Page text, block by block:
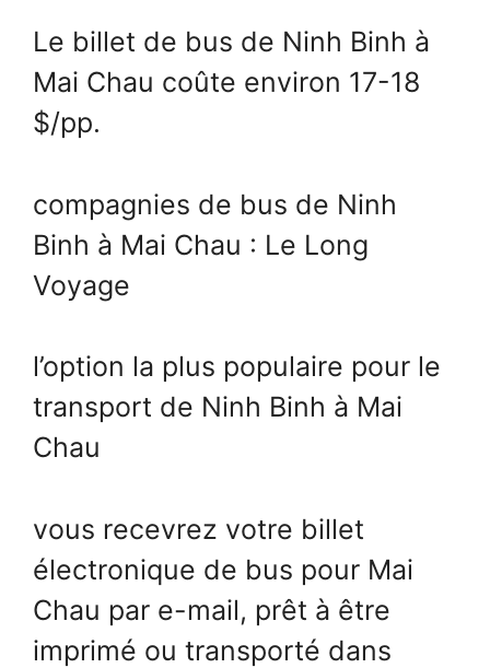
Le billet de bus de Ninh Binh à
Mai Chau coûte environ 17-18
$/pp.
compagnies de bus de Ninh
Binh à Mai Chau : Le Long
Voyage
l’option la plus populaire pour le
transport de Ninh Binh à Mai
Chau
vous recevrez votre billet
électronique de bus pour Mai
Chau par e-mail, prêt à être
imprimé ou transporté dans